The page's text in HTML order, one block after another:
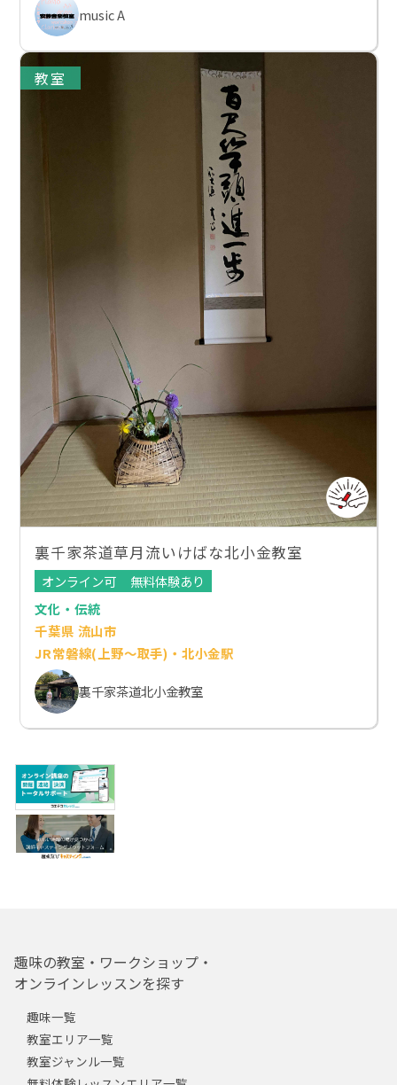
music A
教室
裏千家茶道草月流いけばな北小金教室
オンライン可
無料体験あり
文化・伝統
千葉県 流山市
JR常磐線(上野～取手)・北小金駅
裏千家茶道北小金教室
趣味の教室・ワークショップ・
オンラインレッスンを探す
趣味一覧
教室エリア一覧
教室ジャンル一覧